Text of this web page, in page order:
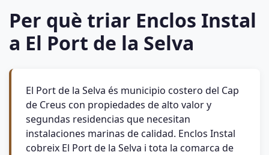
Per què triar Enclos Instal
a El Port de la Selva
El Port de la Selva és municipio costero del Cap
de Creus con propiedades de alto valor y
segundas residencias que necesitan
instalaciones marinas de calidad. Enclos Instal
cobreix El Port de la Selva i tota la comarca de